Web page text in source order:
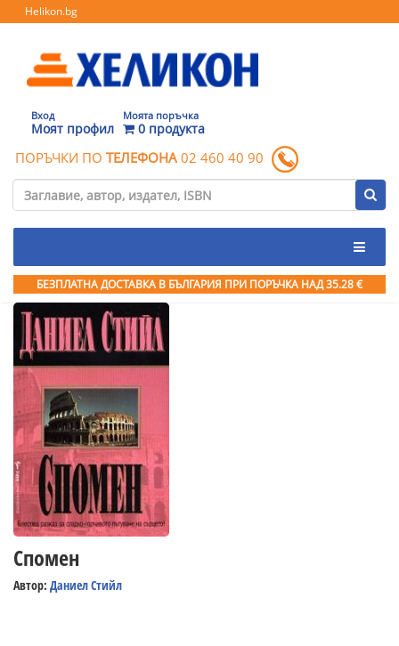
Helikon.bg
Вход
Моят профил
Моята поръчка
0 продукта
ПОРЪЧКИ ПО ТЕЛЕФОНА 02 460 40 90
БЕЗПЛАТНА ДОСТАВКА В БЪЛГАРИЯ ПРИ ПОРЪЧКА НАД 35.28 €
Спомен
Автор: Даниел Стийл